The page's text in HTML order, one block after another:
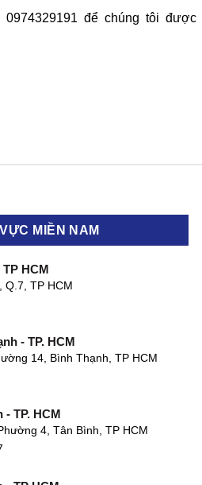
0974329191 để chúng tôi được
MIỀN NAM
HCM
Q.7, TP HCM
- TP. HCM
14, Bình Thạnh, TP HCM
TP. HCM
4, Tân Bình, TP HCM